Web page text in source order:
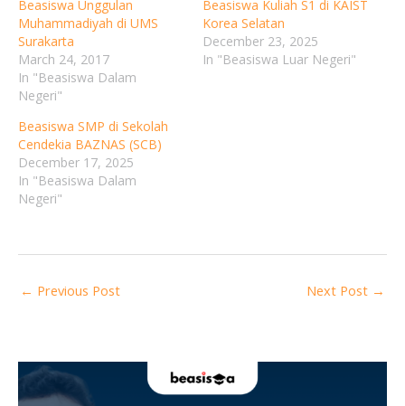
Beasiswa Unggulan
Muhammadiyah di UMS
Surakarta
March 24, 2017
In "Beasiswa Dalam
Negeri"
Beasiswa Kuliah S1 di KAIST
Korea Selatan
December 23, 2025
In "Beasiswa Luar Negeri"
Beasiswa SMP di Sekolah
Cendekia BAZNAS (SCB)
December 17, 2025
In "Beasiswa Dalam
Negeri"
← Previous Post Next Post →